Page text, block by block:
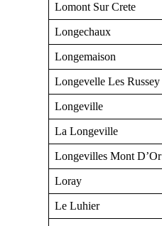
Lomont Sur Crete
Longechaux
Longemaison
Longevelle Les Russey
Longeville
La Longeville
Longevilles Mont D’Or
Loray
Le Luhier